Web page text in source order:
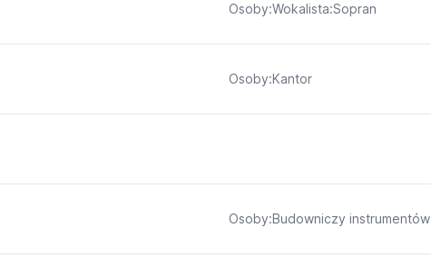
Osoby:Wokalista:Sopran
Osoby:Kantor
Osoby:Budowniczy instrumentów